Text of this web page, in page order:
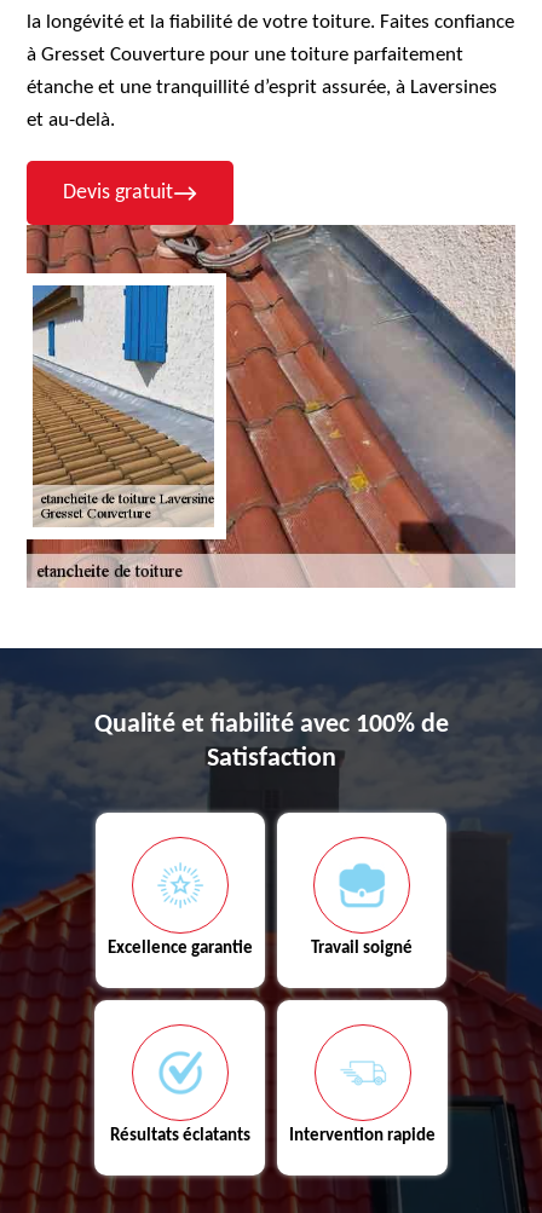
la longévité et la fiabilité de votre toiture. Faites confiance
à Gresset Couverture pour une toiture parfaitement
étanche et une tranquillité d’esprit assurée, à Laversines
et au-delà.
Devis gratuit
Qualité et fiabilité avec 100% de
Satisfaction
Excellence garantie Travail soigné
Résultats éclatants Intervention rapide